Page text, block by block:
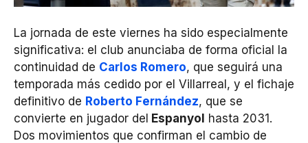
La jornada de este viernes ha sido especialmente
significativa: el club anunciaba de forma oficial la
continuidad de Carlos Romero, que seguirá una
temporada más cedido por el Villarreal, y el fichaje
definitivo de Roberto Fernández, que se
convierte en jugador del Espanyol hasta 2031.
Dos movimientos que confirman el cambio de